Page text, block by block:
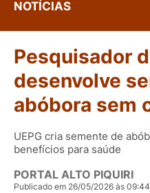
NOTÍCIAS
Pesquisador
desenvolve
abóbora sem
UEPG cria semente de
benefícios para saúde
PORTAL ALTO PIQUIRI
Publicado em 26/05/2026 às